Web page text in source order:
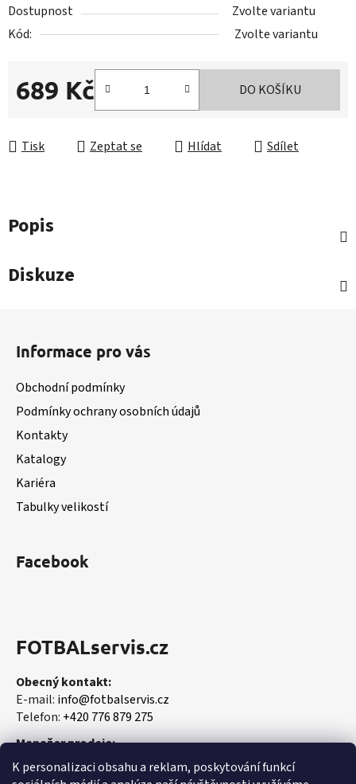
K personalizaci obsahu a reklam, poskytování funkcí
Dostupnost
Zvolte variantu
Kód:
Zvolte variantu
689 Kč DO KOŠÍKU
Tisk Zeptat se Hlídat Sdílet
Popis
Diskuze
Informace pro vás
Obchodní podmínky
Podmínky ochrany osobních údajů
Kontakty
Katalogy
Kariéra
Tabulky velikostí
Facebook
FOTBALservis.cz
Obecný kontakt:
E-mail: info@fotbalservis.cz
Telefon: +420 776 879 275
Manažer prodeje:
Martin Vališ
Mobil:+420 606 657 244